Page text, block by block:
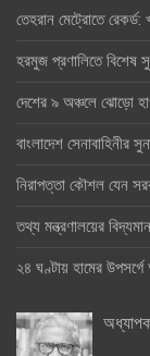
তেহরান মেট্রোতে রেকর্ড:
হরমুজ প্রণালিতে বিশেষ
দেশের ৯ অঞ্চলে ঝোড়ো
বাংলাদেশ সেনাবাহিনীর
নিরাপত্তা কৌশল যেন
তথ্য মন্ত্রণালয়ের
২৪ ঘণ্টায় হামের